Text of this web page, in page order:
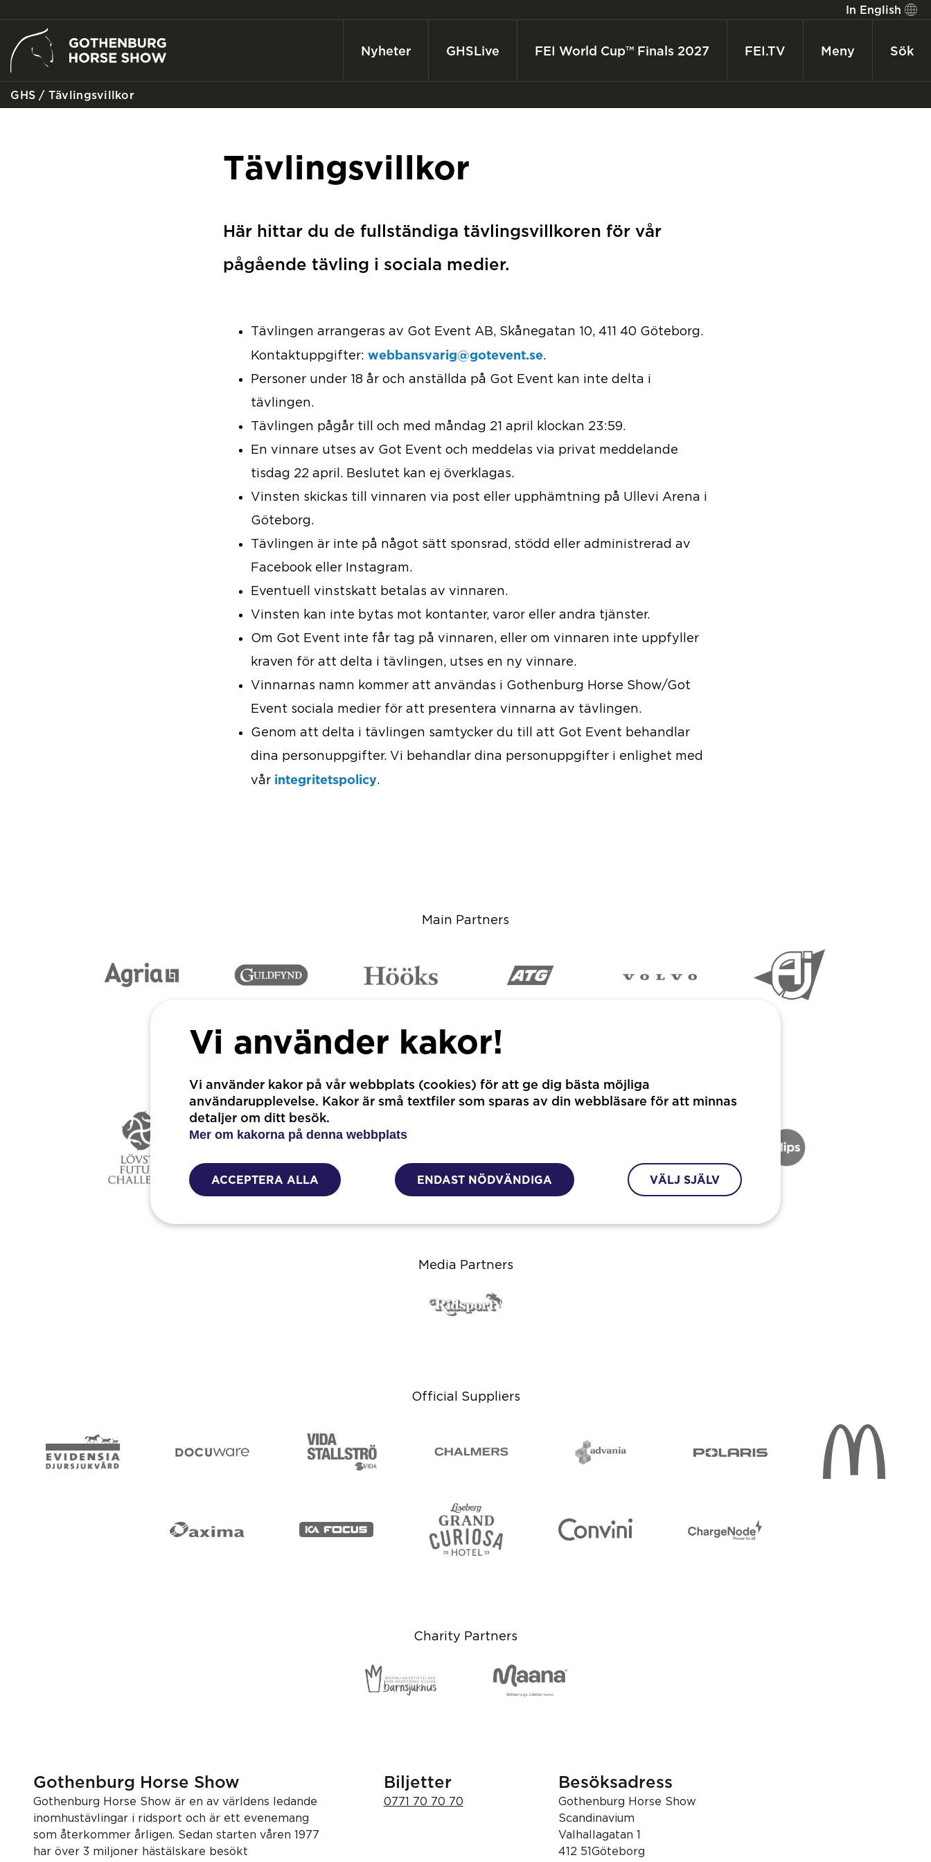
In English
Nyheter GHSLive FEI World Cup™ Finals 2027 FEI.TV Meny Sök
GHS /Tävlingsvillkor
Tävlingsvillkor
Här hittar du de fullständiga tävlingsvillkoren för vår
pågående tävling i sociala medier.
Tävlingen arrangeras av Got Event AB, Skånegatan 10, 411 40 Göteborg.
Kontaktuppgifter: webbansvarig@gotevent.se.
Personer under 18 år och anställda på Got Event kan inte delta i
tävlingen.
Tävlingen pågår till och med måndag 21 april klockan 23:59.
En vinnare utses av Got Event och meddelas via privat meddelande
tisdag 22 april. Beslutet kan ej överklagas.
Vinsten skickas till vinnaren via post eller upphämtning på Ullevi Arena i
Göteborg.
Tävlingen är inte på något sätt sponsrad, stödd eller administrerad av
Facebook eller Instagram.
Eventuell vinstskatt betalas av vinnaren.
Vinsten kan inte bytas mot kontanter, varor eller andra tjänster.
Om Got Event inte får tag på vinnaren, eller om vinnaren inte uppfyller
kraven för att delta i tävlingen, utses en ny vinnare.
Vinnarnas namn kommer att användas i Gothenburg Horse Show/Got
Event sociala medier för att presentera vinnarna av tävlingen.
Genom att delta i tävlingen samtycker du till att Got Event behandlar
dina personuppgifter. Vi behandlar dina personuppgifter i enlighet med
vår integritetspolicy.
Vi använder kakor!
Vi använder kakor på vår webbplats (cookies) för att ge dig bästa möjliga
användarupplevelse. Kakor är små textfiler som sparas av din webbläsare för att minnas
detaljer om ditt besök.
Mer om kakorna på denna webbplats
ACCEPTERA ALLA ENDAST NÖDVÄNDIGA VÄLJ SJÄLV
Main Partners
Official Partners
Media Partners
Official Suppliers
Charity Partners
Gothenburg Horse Show
Gothenburg Horse Show är en av världens ledande
inomhustävlingar i ridsport och är ett evenemang
som återkommer årligen. Sedan starten våren 1977
har över 3 miljoner hästälskare besökt
Biljetter
0771 70 70 70
Besöksadress
Gothenburg Horse Show
Scandinavium
Valhallagatan 1
412 51Göteborg